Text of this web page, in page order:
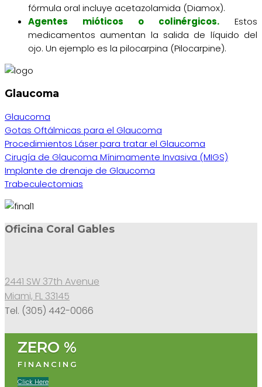
fórmula oral incluye acetazolamida (Diamox).
Agentes mióticos o colinérgicos. Estos
medicamentos aumentan la salida de líquido del
ojo. Un ejemplo es la pilocarpina (Pilocarpine).
Glaucoma
Glaucoma
Gotas Oftálmicas para el Glaucoma
Procedimientos Láser para tratar el Glaucoma
Cirugía de Glaucoma Mínimamente Invasiva (MIGS)
Implante de drenaje de Glaucoma
Trabeculectomias
Oficina Coral Gables
2441 SW 37th Avenue
Miami, FL 33145
Tel. (305) 442-0066
ZERO %
FINANCING
Click Here